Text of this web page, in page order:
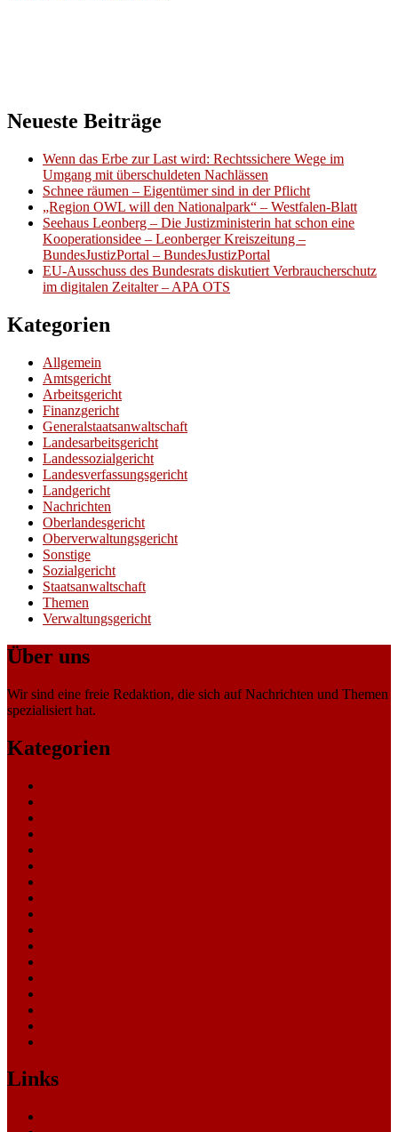
Neueste Beiträge
Wenn das Erbe zur Last wird: Rechtssichere Wege im
Umgang mit überschuldeten Nachlässen
Schnee räumen – Eigentümer sind in der Pflicht
„Region OWL will den Nationalpark“ – Westfalen-Blatt
Seehaus Leonberg – Die Justizministerin hat schon eine
Kooperationsidee – Leonberger Kreiszeitung –
BundesJustizPortal – BundesJustizPortal
EU-Ausschuss des Bundesrats diskutiert Verbraucherschutz
im digitalen Zeitalter – APA OTS
Kategorien
Allgemein
Amtsgericht
Arbeitsgericht
Finanzgericht
Generalstaatsanwaltschaft
Landesarbeitsgericht
Landessozialgericht
Landesverfassungsgericht
Landgericht
Nachrichten
Oberlandesgericht
Oberverwaltungsgericht
Sonstige
Sozialgericht
Staatsanwaltschaft
Themen
Verwaltungsgericht
Über uns
Wir sind eine freie Redaktion, die sich auf Nachrichten und Themen
spezialisiert hat.
Kategorien
Links